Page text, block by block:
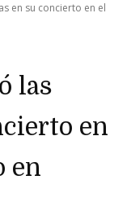
en su concierto en el
las
en
en